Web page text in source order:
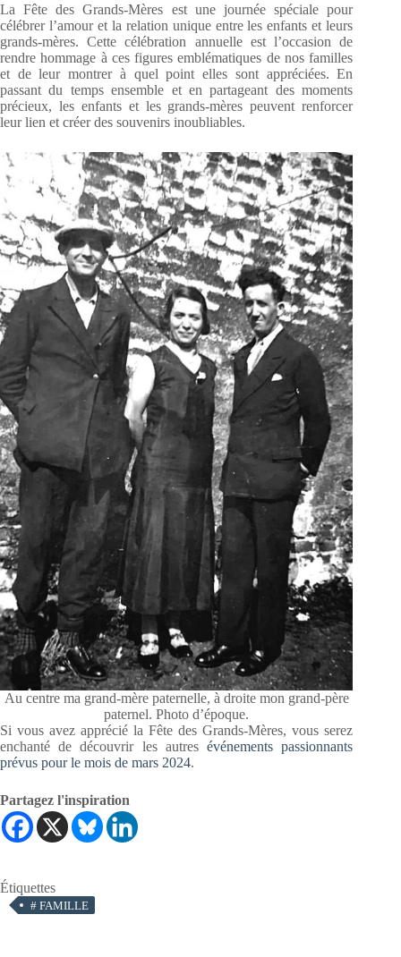
La Fête des Grands-Mères est une journée spéciale pour
célébrer l’amour et la relation unique entre les enfants et leurs
grands-mères. Cette célébration annuelle est l’occasion de
rendre hommage à ces figures emblématiques de nos familles
et de leur montrer à quel point elles sont appréciées. En
passant du temps ensemble et en partageant des moments
précieux, les enfants et les grands-mères peuvent renforcer
leur lien et créer des souvenirs inoubliables.
Au centre ma grand-mère paternelle, à droite mon grand-père
paternel. Photo d’époque.
Si vous avez apprécié la Fête des Grands-Mères, vous serez
enchanté de découvrir les autresévénements passionnants
prévus pour le mois de mars 2024.
Partagez l'inspiration
Étiquettes
# FAMILLE